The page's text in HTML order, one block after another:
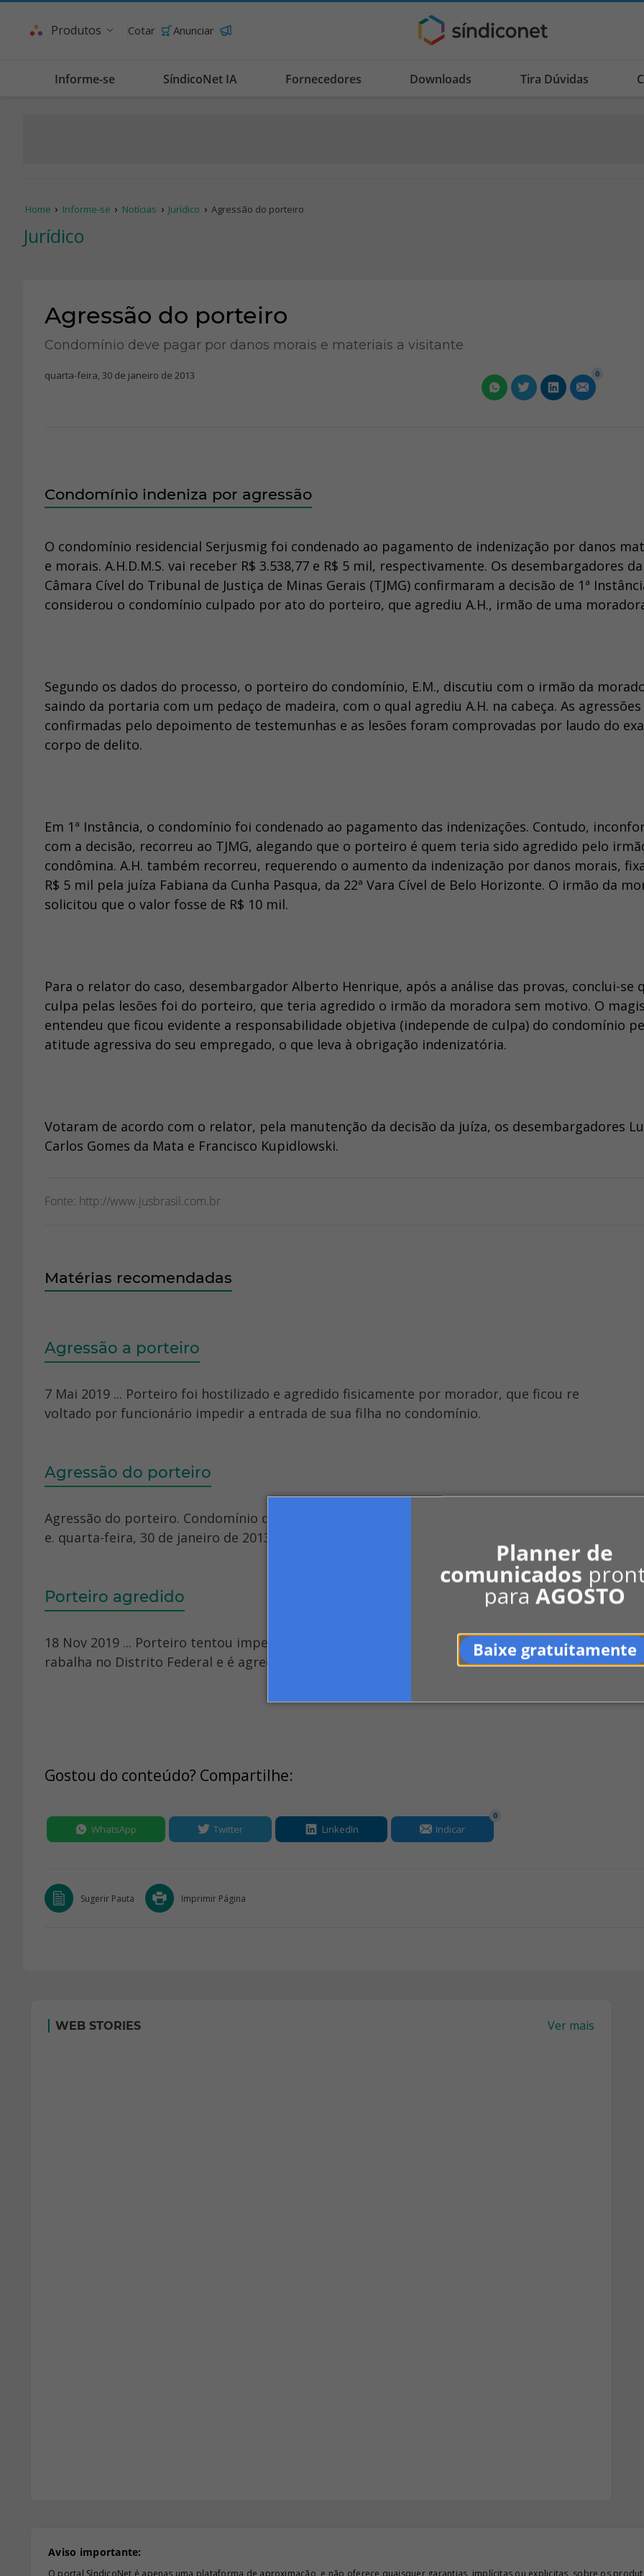
Planner de
comunicados
paraAGOSTO
Baixe gratuitamente
Produtos Cotar Anunciar
Informe-se SíndicoNet IA Fornecedores Downloads Tira Dúvidas
Home Informe-se Notícias Jurídico Agressão do porteiro
Jurídico
Agressão do porteiro
Condomínio deve pagar por danos morais e materiais a visitante
quarta-feira, 30 de janeiro de 2013 0
Condomínio indeniza por agressão
O condomínio residencial Serjusmig foi condenado ao pagamento de indenização por danos
e morais. A.H.D.M.S. vai receber R$ 3.538,77 e R$ 5 mil, respectivamente. Os desembargadores da
Câmara Cível do Tribunal de Justiça de Minas Gerais (TJMG) confirmaram a decisão de 1ª
considerou o condomínio culpado por ato do porteiro, que agrediu A.H., irmão de uma
Segundo os dados do processo, o porteiro do condomínio, E.M., discutiu com o irmão da
saindo da portaria com um pedaço de madeira, com o qual agrediu A.H. na cabeça. As
confirmadas pelo depoimento de testemunhas e as lesões foram comprovadas por laudo do
corpo de delito.
Em 1ª Instância, o condomínio foi condenado ao pagamento das indenizações. Contudo,
com a decisão, recorreu ao TJMG, alegando que o porteiro é quem teria sido agredido pelo
condômina. A.H. também recorreu, requerendo o aumento da indenização por danos morais,
R$ 5 mil pela juíza Fabiana da Cunha Pasqua, da 22ª Vara Cível de Belo Horizonte. O irmão da
solicitou que o valor fosse de R$ 10 mil.
Para o relator do caso, desembargador Alberto Henrique, após a análise das provas, conclui-se
culpa pelas lesões foi do porteiro, que teria agredido o irmão da moradora sem motivo. O
entendeu que ficou evidente a responsabilidade objetiva (independe de culpa) do condomínio
atitude agressiva do seu empregado, o que leva à obrigação indenizatória.
Votaram de acordo com o relator, pela manutenção da decisão da juíza, os desembargadores
Carlos Gomes da Mata e Francisco Kupidlowski.
Fonte: http://www.jusbrasil.com.br
Matérias recomendadas
Agressão a porteiro
7 Mai 2019 ... Porteiro foi hostilizado e agredido fisicamente por morador, que ficou re
voltado por funcionário impedir a entrada de sua filha no condomínio.
Agressão do porteiro
Agressão do porteiro. Condomínio deve pagar por danos morais e materiais a visitant
e. quarta-feira, 30 de janeiro de 2013. WhatsApp. Twitter. LinkedIn.
Porteiro agredido
18 Nov 2019 ... Porteiro tentou impedir mulher de urinar em pilotis de prédio no qual t
rabalha no Distrito Federal e é agredido por grupo de jovens.
Gostou do conteúdo? Compartilhe:
WhatsApp Twitter LinkedIn Indicar
0
Sugerir Pauta Imprimir Página
WEB STORIES Ver mais
Aviso importante:
O portal SíndicoNet é apenas uma plataforma de aproximação, e não oferece quaisquer garantias, implícitas ou explicitas, sobre os